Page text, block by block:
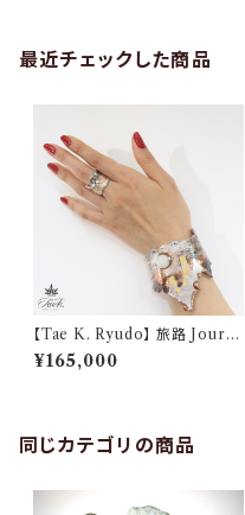
最近チェックした商品
【Tae K. Ryudo】 旅路 Journ
ey
¥165,000
同じカテゴリの商品